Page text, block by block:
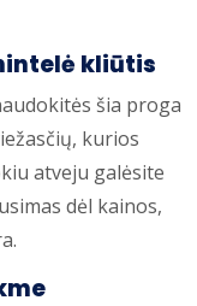
kliūtis
šia proga
kurios
atveju galėsite
dėl kainos,